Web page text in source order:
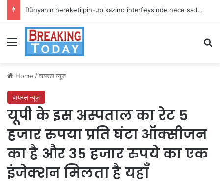
Dünyanın hərəkəti pin-up kazino interfeysində necə sadələşir
Menu
Home /वायरल न्यूज़
वायरल न्यूज़
यूपी के इस अस्पताल का रेट 5
हजार रुपया प्रति घंटा ऑक्सीजन
का है और 35 हजार रुपये का एक
इंजेक्शन मिलता है यहाँ